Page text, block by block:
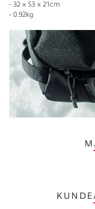
- 32 x 53 x 21cm
- 0.92kg